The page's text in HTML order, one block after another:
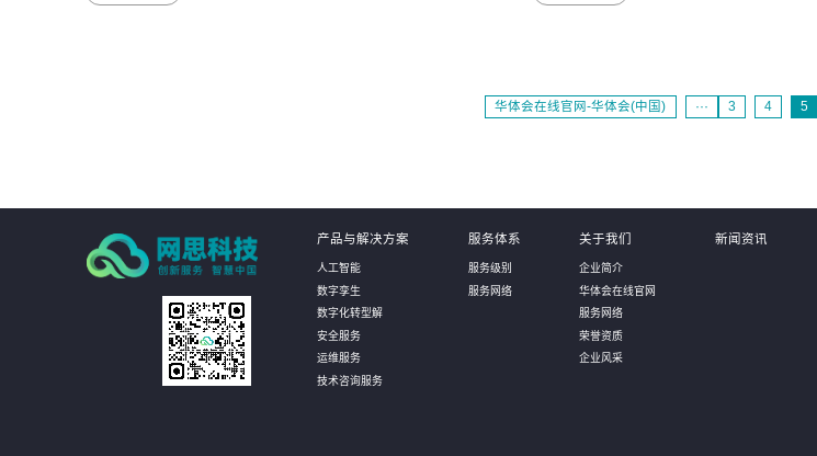
华体会在线官网-华体会(中国) ··· 3 4 5
产品与解决方案
人工智能
数字孪生
数字化转型解
安全服务
运维服务
技术咨询服务
服务体系
服务级别
服务网络
关于我们
企业简介
华体会在线官网
服务网络
荣誉资质
企业风采
新闻资讯